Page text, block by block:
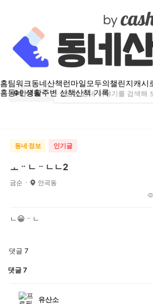
홈팀워크동네산책런마일모두의챌린지캐시
홈동네 생활주변 산책산책 기록
안곡동
동네 정보 인기글
ㅗᆢㄴᆢㄴㄴ2
금순 안곡동
ㄴ😀ᆢㄴ
댓글 7
댓글7
유산소